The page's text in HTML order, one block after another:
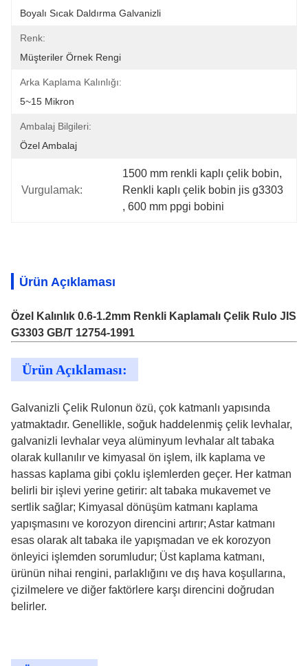
Boyalı Sıcak Daldırma Galvanizli
Renk:
Müşteriler Örnek Rengi
Arka Kaplama Kalınlığı:
5~15 Mikron
Ambalaj Bilgileri:
Özel Ambalaj
Vurgulamak:
1500 mm renkli kaplı çelik bobin,
Renkli kaplı çelik bobin jis g3303
, 600 mm ppgi bobini
Ürün Açıklaması
Özel Kalınlık 0.6-1.2mm Renkli Kaplamalı Çelik Rulo JIS
G3303 GB/T 12754-1991
Ürün Açıklaması:
Galvanizli Çelik Rulonun özü, çok katmanlı yapısında
yatmaktadır. Genellikle, soğuk haddelenmiş çelik levhalar,
galvanizli levhalar veya alüminyum levhalar alt tabaka
olarak kullanılır ve kimyasal ön işlem, ilk kaplama ve
hassas kaplama gibi çoklu işlemlerden geçer. Her katman
belirli bir işlevi yerine getirir: alt tabaka mukavemet ve
sertlik sağlar; Kimyasal dönüşüm katmanı kaplama
yapışmasını ve korozyon direncini artırır; Astar katmanı
esas olarak alt tabaka ile yapışmadan ve ek korozyon
önleyici işlemden sorumludur; Üst kaplama katmanı,
ürünün nihai rengini, parlaklığını ve dış hava koşullarına,
çizilmelere ve diğer faktörlere karşı direncini doğrudan
belirler.